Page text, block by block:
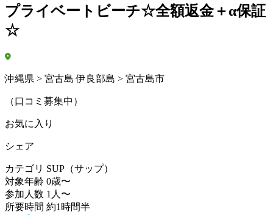
プライベートビーチ☆全額返金＋α保証
☆
沖縄県 > 宮古島 伊良部島 > 宮古島市
（口コミ募集中）
お気に入り
シェア
カテゴリ SUP（サップ）
対象年齢 0歳〜
参加人数 1人〜
所要時間 約1時間半